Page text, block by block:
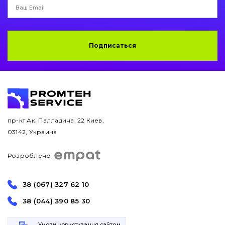
Подписаться
пр-кт Ак. Палладина, 22 Киев,
03142, Украина
Розроблено
38 (067) 327 62 10
38 (044) 390 85 30